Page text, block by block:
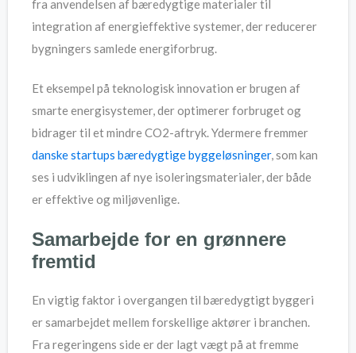
fra anvendelsen af bæredygtige materialer til
integration af energieffektive systemer, der reducerer
bygningers samlede energiforbrug.
Et eksempel på teknologisk innovation er brugen af
smarte energisystemer, der optimerer forbruget og
bidrager til et mindre CO2-aftryk. Ydermere fremmer
danske startups bæredygtige byggeløsninger, som kan
ses i udviklingen af nye isoleringsmaterialer, der både
er effektive og miljøvenlige.
Samarbejde for en grønnere
fremtid
En vigtig faktor i overgangen til bæredygtigt byggeri
er samarbejdet mellem forskellige aktører i branchen.
Fra regeringens side er der lagt vægt på at fremme